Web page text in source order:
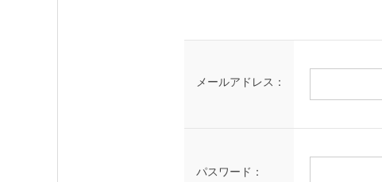
メールアドレス：
パスワード：